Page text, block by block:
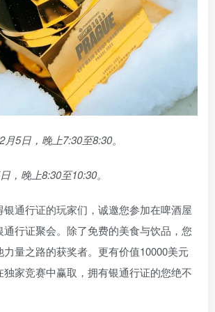
5日，晚上7:30至8:30。
，晚上8:30至10:30。
通行证的玩家们，诚邀您参加在啤酒屋
行证聚会。除了免费的美食与饮品，您
量之路的获奖者。更有价值10000美元
独家竞赛中赢取，拥有银通行证的您绝不